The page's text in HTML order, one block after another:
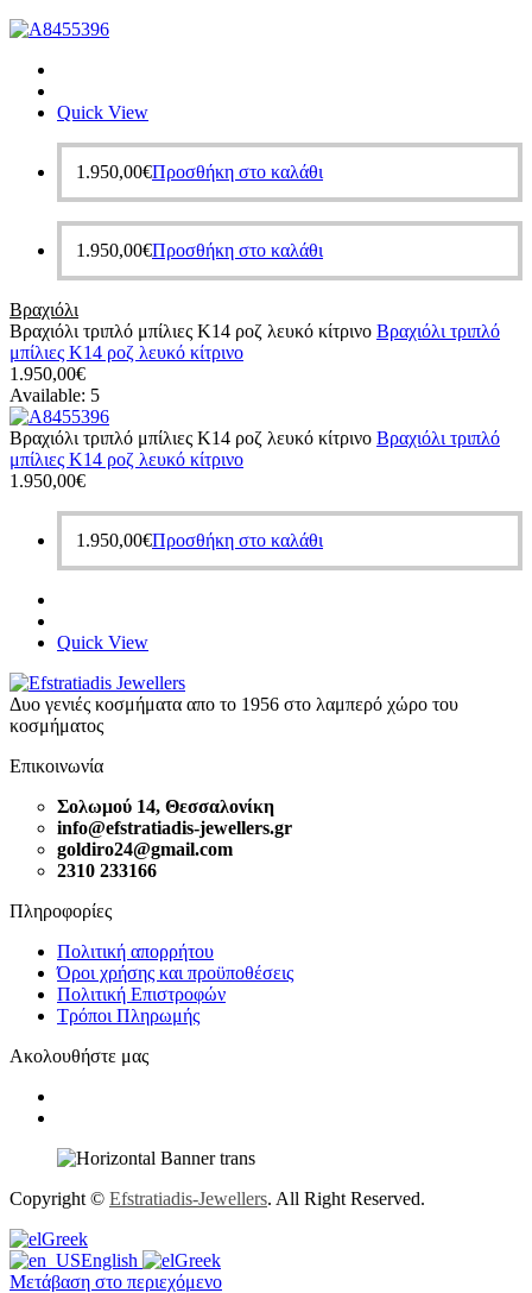
Quick View
1.950,00€Προσθήκη στο καλάθι
1.950,00€Προσθήκη στο καλάθι
Βραχιόλι
Βραχιόλι τριπλό μπίλιες Κ14 ροζ λευκό κίτρινο Βραχιόλι τριπλό
μπίλιες Κ14 ροζ λευκό κίτρινο
1.950,00€
Available: 5
Βραχιόλι τριπλό μπίλιες Κ14 ροζ λευκό κίτρινο Βραχιόλι τριπλό
μπίλιες Κ14 ροζ λευκό κίτρινο
1.950,00€
1.950,00€Προσθήκη στο καλάθι
Quick View
Δυο γενιές κοσμήματα απο το 1956 στο λαμπερό χώρο του
κοσμήματος
Επικοινωνία
Σολωμού 14, Θεσσαλονίκη
info@efstratiadis-jewellers.gr
goldiro24@gmail.com
2310 233166
Πληροφορίες
Πολιτική απορρήτου
Όροι χρήσης και προϋποθέσεις
Πολιτική Επιστροφών
Τρόποι Πληρωμής
Ακολουθήστε μας
Copyright © Efstratiadis-Jewellers. All Right Reserved.
Greek
English
Greek
Μετάβαση στο περιεχόμενο